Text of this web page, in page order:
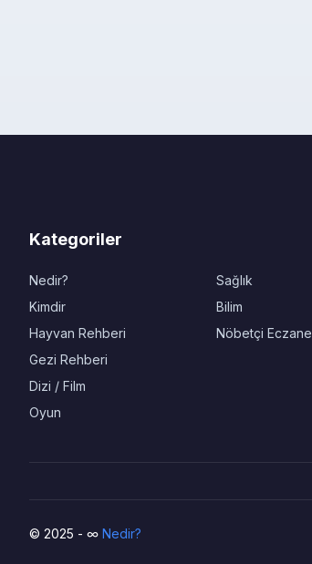
Kategoriler
Nedir?
Kimdir
Hayvan Rehberi
Gezi Rehberi
Dizi / Film
Oyun
Sağlık
Bilim
Nöbetçi Eczane
© 2025 - ∞ Nedir?